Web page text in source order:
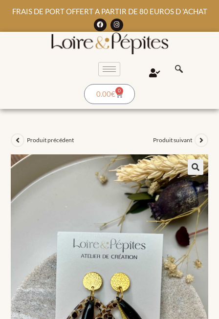
FRAIS DE PORT OFFERT A PARTIR DE 80 EUROS D 'ACHAT
0.00€ 0
Produit précédent Produit suivant